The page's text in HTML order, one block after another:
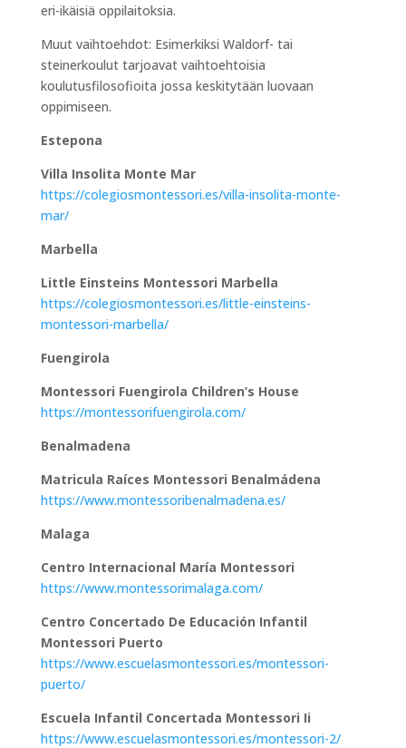
eri-ikäisiä oppilaitoksia.
Muut vaihtoehdot: Esimerkiksi Waldorf- tai
steinerkoulut tarjoavat vaihtoehtoisia
koulutusfilosofioita jossa keskitytään luovaan
oppimiseen.
Estepona
Villa Insolita Monte Mar
https://colegiosmontessori.es/villa-insolita-monte-
mar/
Marbella
Little Einsteins Montessori Marbella
https://colegiosmontessori.es/little-einsteins-
montessori-marbella/
Fuengirola
Montessori Fuengirola Children’s House
https://montessorifuengirola.com/
Benalmadena
Matricula Raíces Montessori Benalmádena
https://www.montessoribenalmadena.es/
Malaga
Centro Internacional María Montessori
https://www.montessorimalaga.com/
Centro Concertado De Educación Infantil
Montessori Puerto
https://www.escuelasmontessori.es/montessori-
puerto/
Escuela Infantil Concertada Montessori Ii
https://www.escuelasmontessori.es/montessori-2/